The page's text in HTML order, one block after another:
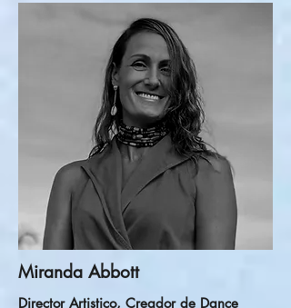
Miranda Abbott
Director Artistico, Creador de Dance